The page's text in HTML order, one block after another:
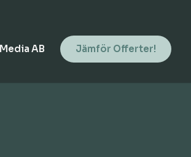
AB Jämför Offerter!